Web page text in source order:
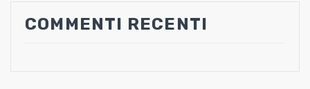
COMMENTI RECENTI